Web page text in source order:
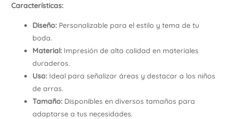
Características:
Diseño:Personalizable para el estilo y tema de tu
boda.
Material:Impresión de alta calidad en materiales
duraderos.
Uso:Ideal para señalizar áreas y destacar a los niños
de arras.
Tamaño:Disponibles en diversos tamaños para
adaptarse a tus necesidades.